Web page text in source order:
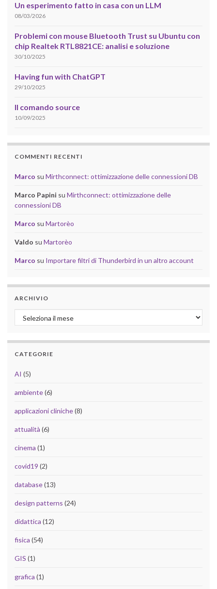
Un esperimento fatto in casa con un LLM
08/03/2026
Problemi con mouse Bluetooth Trust su Ubuntu con
chip Realtek RTL8821CE: analisi e soluzione
30/10/2025
Having fun with ChatGPT
29/10/2025
Il comando source
10/09/2025
COMMENTI RECENTI
Marco su Mirthconnect: ottimizzazione delle connessioni DB
Marco Papini su Mirthconnect: ottimizzazione delle
connessioni DB
Marco su Martorèo
Valdo su Martorèo
Marco su Importare filtri di Thunderbird in un altro account
ARCHIVIO
Archivio
CATEGORIE
AI (5)
ambiente(6)
applicazioni cliniche(8)
attualità (6)
cinema (1)
covid19 (2)
database(13)
design patterns (24)
didattica (12)
fisica (54)
GIS (1)
grafica (1)